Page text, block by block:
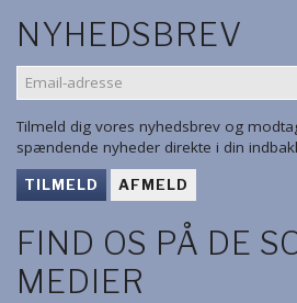
NYHEDSBREV
EMAIL-
ADRESSE
Tilmeld dig vores nyhedsbrev og
spændende nyheder direkte i din
TILMELD AFMELD
FIND OS PÅ DE
MEDIER